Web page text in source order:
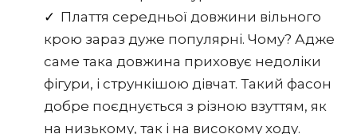
Плаття середньої довжини вільного
крою зараз дуже популярні. Чому? Адже
саме така довжина приховує недоліки
фігури, і стрункішою дівчат. Такий фасон
добре поєднується з різною взуттям, як
на низькому, так і на високому ходу.